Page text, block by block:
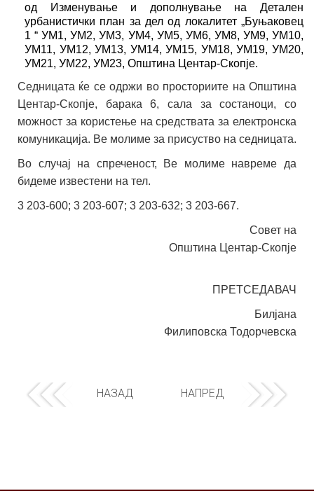
од Изменување и дополнување на Детален
урбанистички план за дел од локалитет „Буњаковец
1 “ УМ1, УМ2, УМ3, УМ4, УМ5, УМ6, УМ8, УМ9, УМ10,
УМ11, УМ12,УМ13, УМ14, УМ15, УМ18, УМ19, УМ20,
УМ21, УМ22, УМ23, Општина Центар-Скопје.
Седницата ќе се одржи во просториите на Општина
Центар-Скопје, барака 6, сала за состаноци, со
можност за користење на средствата за електронска
комуникација. Ве молиме за присуство на седницата.
Во случај на спреченост, Ве молиме навреме да
бидеме известени на тел.
3 203-600; 3 203-607; 3 203-632; 3 203-667.
Совет на
Општина Центар-Скопје
ПРЕТСЕДАВАЧ
Билјана
Филиповска Тодорчевска
НАЗАД НАПРЕД